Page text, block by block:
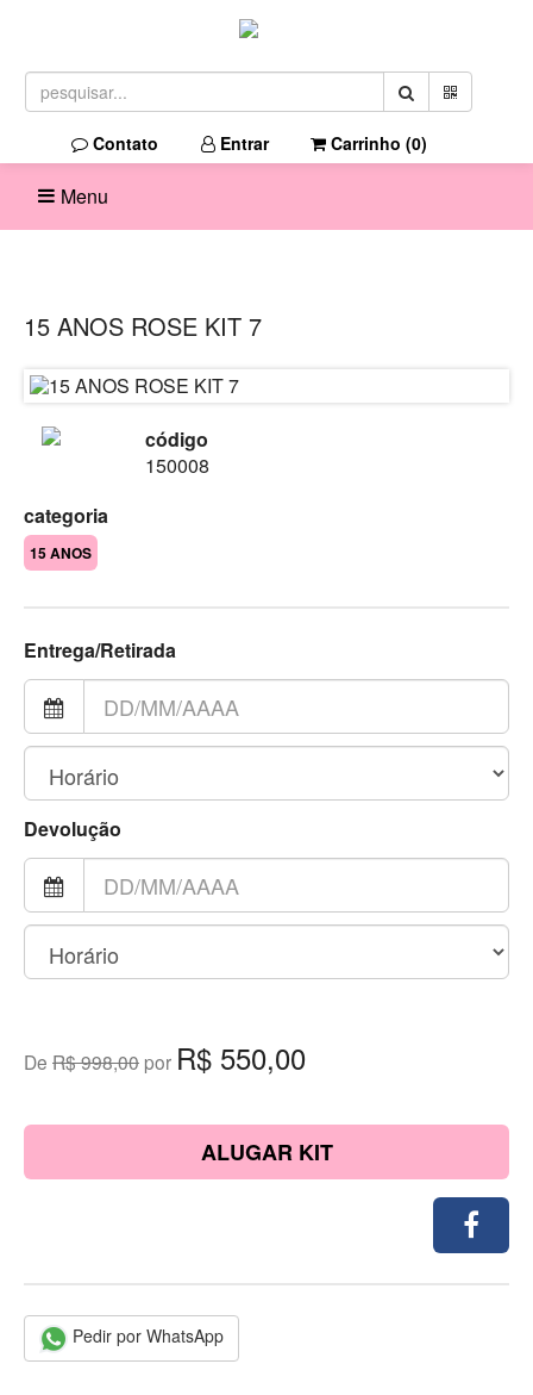
Contato Entrar Carrinho (0)
Menu
15 ANOS ROSE KIT 7
código
150008
categoria
15 ANOS
Entrega/Retirada
Devolução
De R$ 998,00 por R$ 550,00
ALUGAR KIT
Pedir por WhatsApp